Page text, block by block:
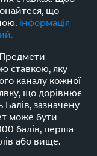
що
інформація
ставкою, яку
каналу кожної
що дорівнює
Балів, зазначену
може бути
балів, перша
або вище.